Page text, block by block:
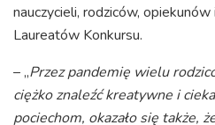
nauczycieli, rodziców,
Laureatów Konkursu.
– „Przez pandemię wielu
ciężko znaleźć kreatywne i
pociechom, okazało się także,